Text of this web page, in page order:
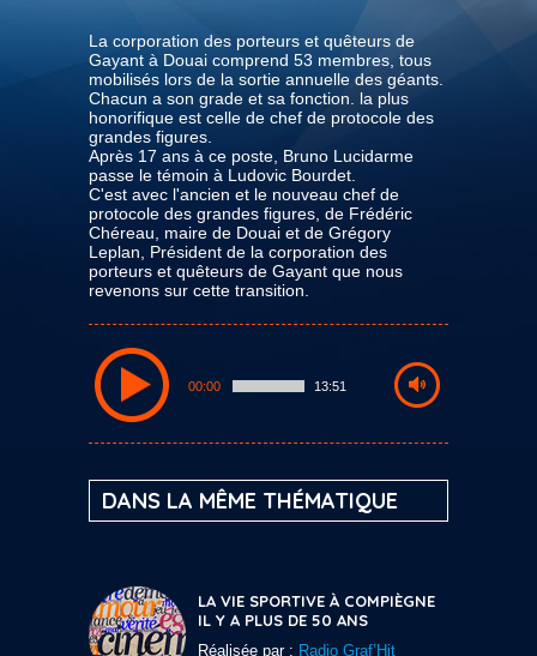
La corporation des porteurs et quêteurs de
Gayant à Douai comprend 53 membres, tous
mobilisés lors de la sortie annuelle des géants.
Chacun a son grade et sa fonction. la plus
honorifique est celle de chef de protocole des
grandes figures.
Après 17 ans à ce poste, Bruno Lucidarme
passe le témoin à Ludovic Bourdet.
C'est avec l'ancien et le nouveau chef de
protocole des grandes figures, de Frédéric
Chéreau, maire de Douai et de Grégory
Leplan, Président de la corporation des
porteurs et quêteurs de Gayant que nous
revenons sur cette transition.
00:00 13:51
DANS LA MÊME THÉMATIQUE
LA VIE SPORTIVE À COMPIÈGNE
IL Y A PLUS DE 50 ANS
Réalisée par : Radio Graf’Hit